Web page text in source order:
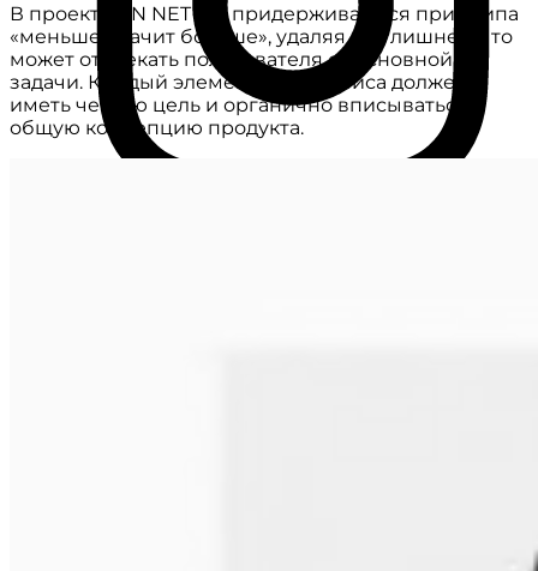
В проектах IN NET мы придерживаемся принципа
«меньше значит больше», удаляя все лишнее, что
может отвлекать пользователя от основной
задачи. Каждый элемент интерфейса должен
иметь четкую цель и органично вписываться в
общую концепцию продукта.